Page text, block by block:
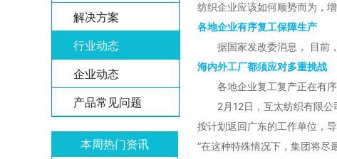
解决方案
行业动态
企业动态
产品常见问题
本周热门资讯
纺织企业应该如何顺势而为，
各地企业有序复工保障生产
据国家发改委消息， 目前，
海内外工厂都须应对多重挑战
各地企业复工复产正在有序
2月12日，互太纺织有限公
按计划返回广东的工作单位，
“在这种特殊情况下，集团将尽